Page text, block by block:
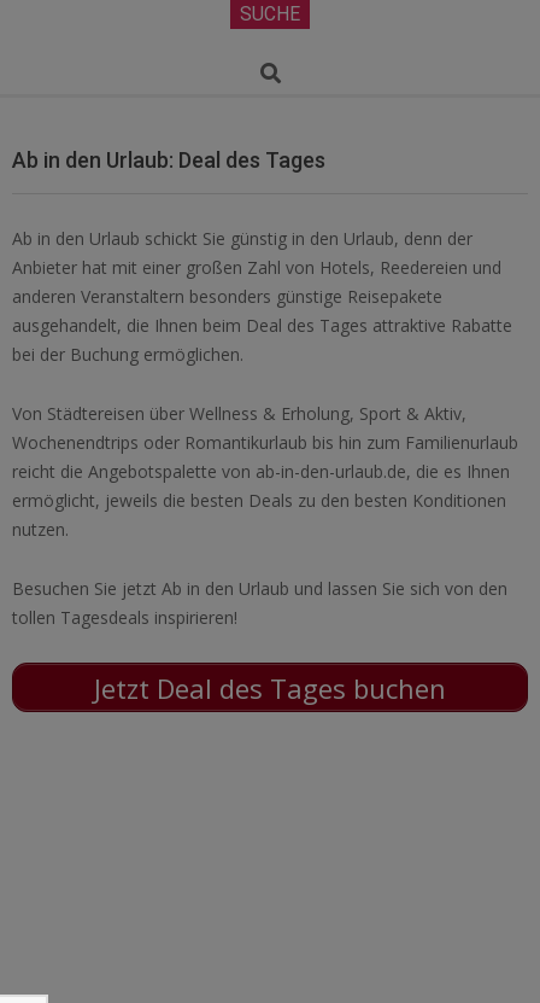
SUCHE
Search
Ab in den Urlaub: Deal des Tages
Ab in den Urlaub schickt Sie günstig in den Urlaub, denn der
Anbieter hat mit einer großen Zahl von Hotels, Reedereien und
anderen Veranstaltern besonders günstige Reisepakete
ausgehandelt, die Ihnen beim Deal des Tages attraktive Rabatte
bei der Buchung ermöglichen.
Von Städtereisen über Wellness & Erholung, Sport & Aktiv,
Wochenendtrips oder Romantikurlaub bis hin zum Familienurlaub
reicht die Angebotspalette von ab-in-den-urlaub.de, die es Ihnen
ermöglicht, jeweils die besten Deals zu den besten Konditionen
nutzen.
Besuchen Sie jetzt Ab in den Urlaub und lassen Sie sich von den
tollen Tagesdeals inspirieren!
Jetzt Deal des Tages buchen